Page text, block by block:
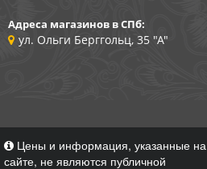
Адреса магазинов в СПб:
ул. Ольги Берггольц, 35 "А"
Цены и информация, указанные на
сайте, не являются публичной